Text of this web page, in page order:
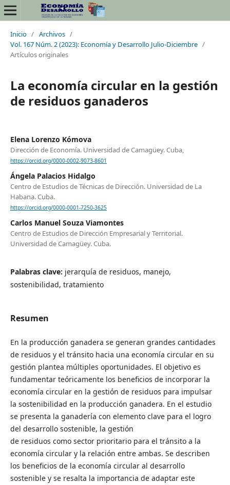
Inicio / Archivos /
Vol. 167 Núm. 2 (2023): Economía y Desarrollo Julio-Diciembre /
Artículos originales
La economía circular en la gestión
de residuos ganaderos
Elena Lorenzo Kómova
Dirección de Economía. Universidad de Camagüey. Cuba,
https://orcid.org/0000-0002-9073-8601
Ángela Palacios Hidalgo
Centro de Estudios de Técnicas de Dirección. Universidad de La
Habana. Cuba.
https://orcid.org/0000-0001-7250-3625
Carlos Manuel Souza Viamontes
Centro de Estudios de Dirección Empresarial y Territorial.
Universidad de Camagüey. Cuba.
Palabras clave: jerarquía de residuos, manejo,
sostenibilidad, tratamiento
Resumen
En la producción ganadera se generan grandes cantidades
de residuos y el tránsito hacia una economía circular en su
gestión plantea múltiples oportunidades. El objetivo es
fundamentar teóricamente los beneficios de incorporar la
economía circular en la gestión de residuos para impulsar
la sostenibilidad en la producción ganadera. En el estudio
se presenta la ganadería con elemento clave para el logro
del desarrollo sostenible, la gestión
de residuos como sector prioritario para el tránsito a la
economía circular y la relación entre ambas. Se describen
los beneficios de la economía circular al desarrollo
sostenible y se resalta la importancia de adaptar este